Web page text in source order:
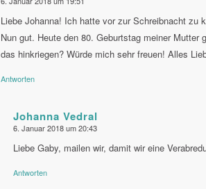
sagte:
Liebe Johanna! Ich hatte vor zur Schreibnacht zu
Nun gut. Heute den 80. Geburtstag meiner
das hinkriegen? Würde mich sehr freuen! Alles
Antworten
Johanna Vedral
sagte:
6. Januar 2018 um 20:43
Liebe Gaby, mailen wir, damit wir eine
Antworten